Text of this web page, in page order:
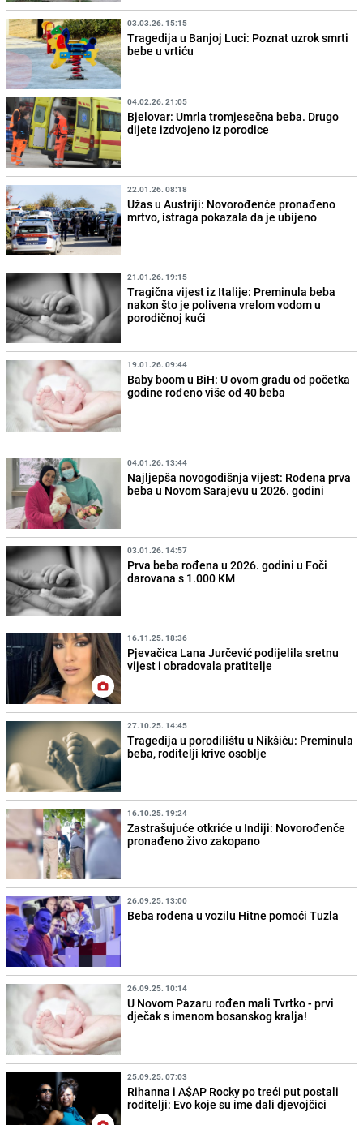
03.03.26. 15:15
Tragedija u Banjoj Luci: Poznat uzrok smrti
bebe u vrtiću
04.02.26. 21:05
Bjelovar: Umrla tromjesečna beba. Drugo
dijete izdvojeno iz porodice
22.01.26. 08:18
Užas u Austriji: Novorođenče pronađeno
mrtvo, istraga pokazala da je ubijeno
21.01.26. 19:15
Tragična vijest iz Italije: Preminula beba
nakon što je polivena vrelom vodom u
porodičnoj kući
19.01.26. 09:44
Baby boom u BiH: U ovom gradu od početka
godine rođeno više od 40 beba
04.01.26. 13:44
Najljepša novogodišnja vijest: Rođena prva
beba u Novom Sarajevu u 2026. godini
03.01.26. 14:57
Prva beba rođena u 2026. godini u Foči
darovana s 1.000 KM
16.11.25. 18:36
Pjevačica Lana Jurčević podijelila sretnu
vijest i obradovala pratitelje
27.10.25. 14:45
Tragedija u porodilištu u Nikšiću: Preminula
beba, roditelji krive osoblje
16.10.25. 19:24
Zastrašujuće otkriće u Indiji: Novorođenče
pronađeno živo zakopano
26.09.25. 13:00
Beba rođena u vozilu Hitne pomoći Tuzla
26.09.25. 10:14
U Novom Pazaru rođen mali Tvrtko - prvi
dječak s imenom bosanskog kralja!
25.09.25. 07:03
Rihanna i A$AP Rocky po treći put postali
roditelji: Evo koje su ime dali djevojčici